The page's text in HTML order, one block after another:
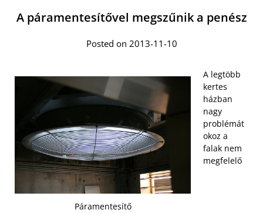
A páramentesítővel megszűnik a penész
Posted on 2013-11-10
Páramentesítő
A legtöbb
kertes
házban
nagy
problémát
okoz a
falak nem
megfelelő